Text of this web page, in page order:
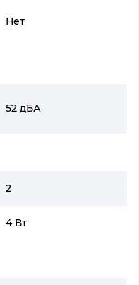
Нет
52 дБА
2
4 Вт